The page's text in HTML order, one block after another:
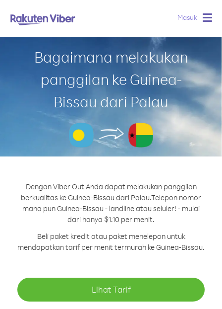
Masuk
Bagaimana melakukan
panggilan ke Guinea-
Bissau dari Palau
Dengan Viber Out Anda dapat melakukan panggilan
berkualitas ke Guinea-Bissau dari Palau.Telepon nomor
mana pun Guinea-Bissau - landline atau seluler! - mulai
dari hanya $1.10 per menit.
Beli paket kredit atau paket menelepon untuk
mendapatkan tarif per menit termurah ke Guinea-Bissau.
Lihat Tarif